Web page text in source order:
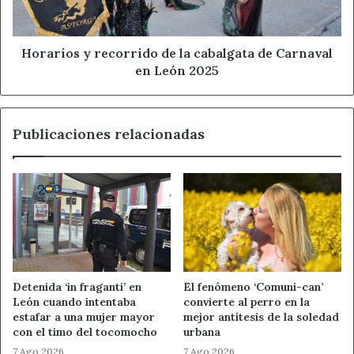
Sucesos en León
Carnaval
en
León
Horarios y recorrido de la cabalgata de Carnaval
en León 2025
Publicaciones relacionadas
Detenida ‘in fraganti’ en
León cuando intentaba
estafar a una mujer mayor
con el timo del tocomocho
7 Ago 2026
El fenómeno ‘Comuni-can’
convierte al perro en la
mejor antítesis de la soledad
urbana
7 Ago 2026